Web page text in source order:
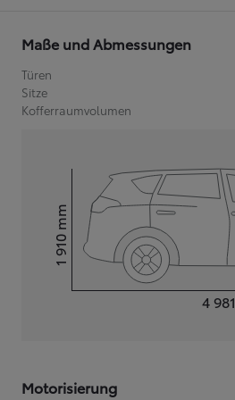
C-HR
HYBRID ODER PLUG-IN HYBRID ELEKTRISCH
Maße und Abmessungen
Türen
Sitze
Kofferraumvolumen
4 981
Height1 910
mm
Motorisierung